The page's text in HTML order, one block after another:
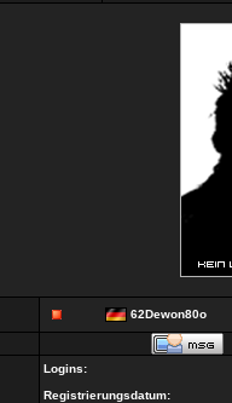
62Dewon80o
Logins:
Registrierungsdatum: